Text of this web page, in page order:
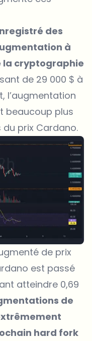
des
à
la cryptographie
de 29 000 $ à
l’augmentation
beaucoup plus
prix Cardano.
de prix
est passé
atteindre 0,69
de
hard fork